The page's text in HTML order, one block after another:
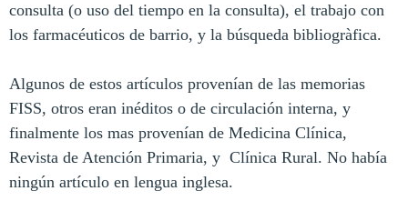
consulta (o uso del tiempo en la consulta), el trabajo con
los farmacéuticos de barrio, y la búsqueda bibliogràfica.
Algunos de estos artículos provenían de las memorias
FISS, otros eran inéditos o de circulación interna, y
finalmente los mas provenían de Medicina Clínica,
Revista de Atención Primaria, y Clínica Rural. No había
ningún artículo en lengua inglesa.